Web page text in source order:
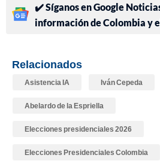
✔️ Síganos en Google
información de Colombia y
Relacionados
Asistencia IA Iván Cepeda
Abelardo de la Espriella
Elecciones presidenciales 2026
Elecciones Presidenciales Colombia